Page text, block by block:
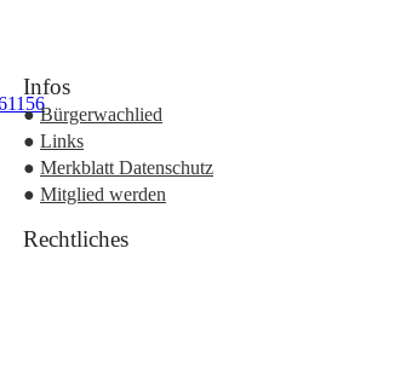
Infos
●Bürgerwachlied
● Links
● Merkblatt Datenschutz
● Mitglied werden
Rechtliches